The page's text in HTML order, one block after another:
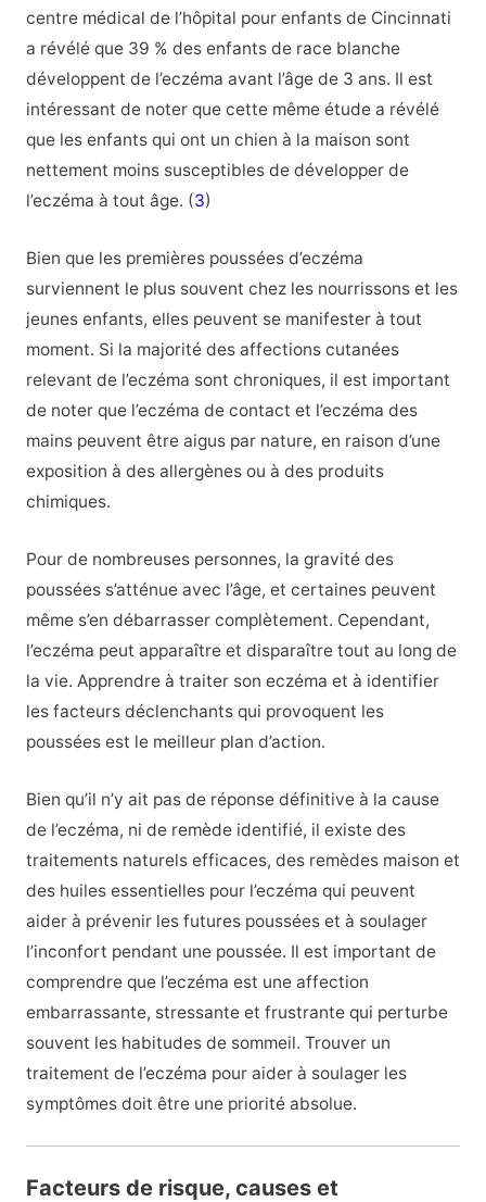
centre médical de l’hôpital pour enfants de Cincinnati
a révélé que 39 % des enfants de race blanche
développent de l’eczéma avant l’âge de 3 ans. Il est
intéressant de noter que cette même étude a révélé
que les enfants qui ont un chien à la maison sont
nettement moins susceptibles de développer de
l’eczéma à tout âge. (3)
Bien que les premières poussées d’eczéma
surviennent le plus souvent chez les nourrissons et les
jeunes enfants, elles peuvent se manifester à tout
moment. Si la majorité des affections cutanées
relevant de l’eczéma sont chroniques, il est important
de noter que l’eczéma de contact et l’eczéma des
mains peuvent être aigus par nature, en raison d’une
exposition à des allergènes ou à des produits
chimiques.
Pour de nombreuses personnes, la gravité des
poussées s’atténue avec l’âge, et certaines peuvent
même s’en débarrasser complètement. Cependant,
l’eczéma peut apparaître et disparaître tout au long de
la vie. Apprendre à traiter son eczéma et à identifier
les facteurs déclenchants qui provoquent les
poussées est le meilleur plan d’action.
Bien qu’il n’y ait pas de réponse définitive à la cause
de l’eczéma, ni de remède identifié, il existe des
traitements naturels efficaces, des remèdes maison et
des huiles essentielles pour l’eczéma qui peuvent
aider à prévenir les futures poussées et à soulager
l’inconfort pendant une poussée. Il est important de
comprendre que l’eczéma est une affection
embarrassante, stressante et frustrante qui perturbe
souvent les habitudes de sommeil. Trouver un
traitement de l’eczéma pour aider à soulager les
symptômes doit être une priorité absolue.
Facteurs de risque, causes et